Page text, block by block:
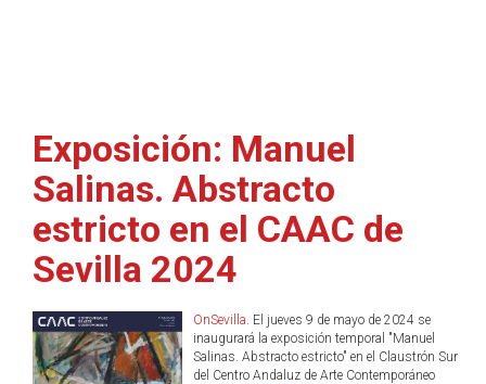
Exposición: Manuel
Salinas. Abstracto
estricto en el CAAC de
Sevilla 2024
OnSevilla. El jueves 9 de mayo de 2024 se
inaugurará la exposición temporal "Manuel
Salinas. Abstracto estricto" en el Claustrón Sur
del Centro Andaluz de Arte Contemporáneo